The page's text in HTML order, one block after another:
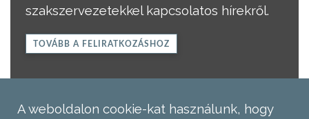
szakszervezetekkel kapcsolatos hírekről.
TOVÁBB A FELIRATKOZÁSHOZ
A weboldalon cookie-kat használunk, hogy